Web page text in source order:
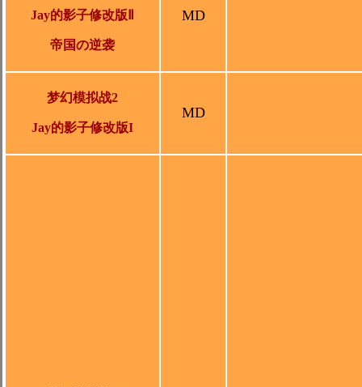
Jay的影子修改版Ⅱ
帝国の逆袭
MD
梦幻模拟战2
Jay的影子修改版I
MD